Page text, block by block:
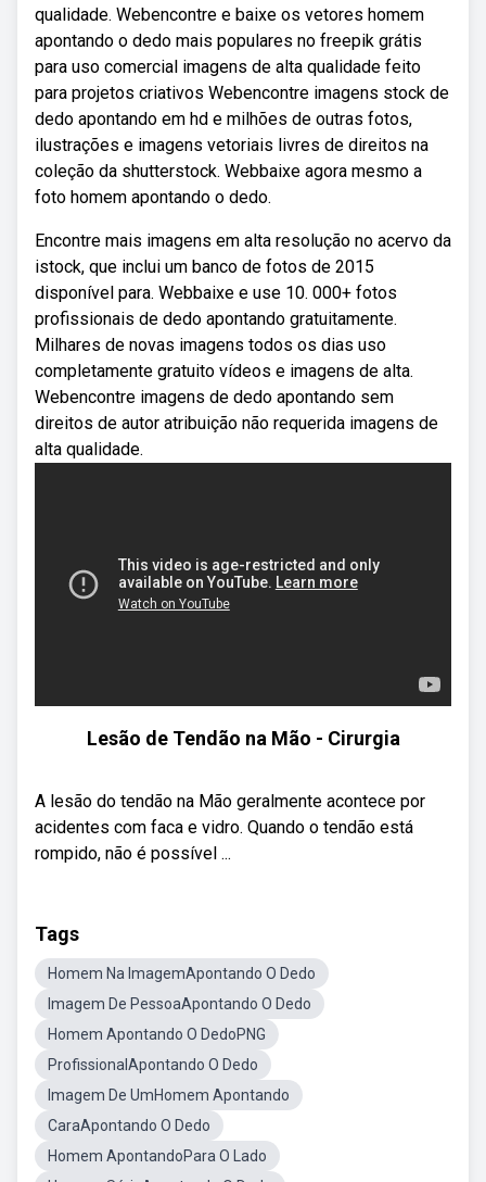
qualidade. Webencontre e baixe os vetores homem
apontando o dedo mais populares no freepik grátis
para uso comercial imagens de alta qualidade feito
para projetos criativos Webencontre imagens stock de
dedo apontando em hd e milhões de outras fotos,
ilustrações e imagens vetoriais livres de direitos na
coleção da shutterstock. Webbaixe agora mesmo a
foto homem apontando o dedo.
Encontre mais imagens em alta resolução no acervo da
istock, que inclui um banco de fotos de 2015
disponível para. Webbaixe e use 10. 000+ fotos
profissionais de dedo apontando gratuitamente.
Milhares de novas imagens todos os dias uso
completamente gratuito vídeos e imagens de alta.
Webencontre imagens de dedo apontando sem
direitos de autor atribuição não requerida imagens de
alta qualidade.
Lesão de Tendão na Mão - Cirurgia
A lesão do tendão na Mão geralmente acontece por
acidentes com faca e vidro. Quando o tendão está
rompido, não é possível ...
Tags
Homem Na ImagemApontando O Dedo
Imagem De PessoaApontando O Dedo
Homem Apontando O DedoPNG
ProfissionalApontando O Dedo
Imagem De UmHomem Apontando
CaraApontando O Dedo
Homem ApontandoPara O Lado